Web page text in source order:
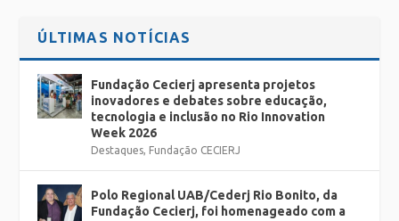
ÚLTIMAS NOTÍCIAS
Fundação Cecierj apresenta projetos
inovadores e debates sobre educação,
tecnologia e inclusão no Rio Innovation
Week 2026
Destaques, Fundação CECIERJ
Polo Regional UAB/Cederj Rio Bonito, da
Fundação Cecierj, foi homenageado com a